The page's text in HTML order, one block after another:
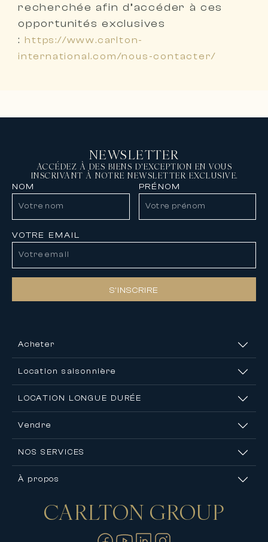
recherchée afin d’accéder à ces
opportunités exclusives
: https://www.carlton-
international.com/nous-contacter/
NEWSLETTER
ACCÉDEZ À DES BIENS D'EXCEPTION EN VOUS
INSCRIVANT À NOTRE NEWSLETTER EXCLUSIVE.
NOM PRÉNOM
VOTRE EMAIL
S’INSCRIRE
Acheter
Location saisonnière
LOCATION LONGUE DURÉE
Vendre
NOS SERVICES
À propos
Nous contacter
CARLTON GROUP